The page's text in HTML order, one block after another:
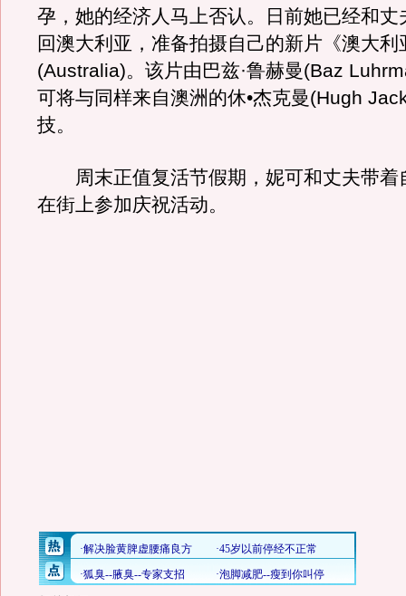
孕，她的经济人马上否认。日前她已经和丈
回澳大利亚，准备拍摄自己的新片《澳大利
(Australia)。该片由巴兹·鲁赫曼(Baz
可将与同样来自澳洲的休•杰克曼(Hugh
技。
周末正值复活节假期，妮可和丈夫带着
在街上参加庆祝活动。